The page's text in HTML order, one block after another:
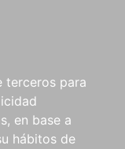
terceros para
en base a
hábitos de